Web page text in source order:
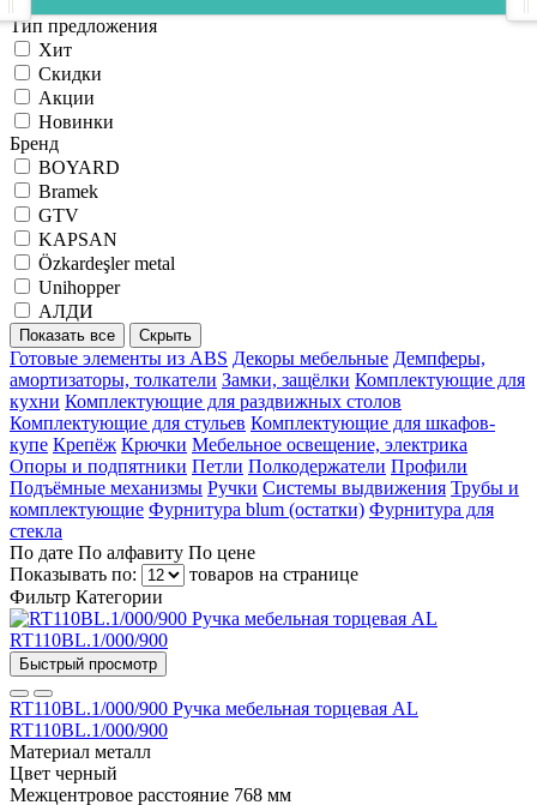
Тип предложения
Хит
Скидки
Акции
Новинки
Бренд
BOYARD
Bramek
GTV
KAPSAN
Özkardeşler metal
Unihopper
АЛДИ
Показать все Скрыть
Готовые элементы из ABS Декоры мебельные Демпферы,
амортизаторы, толкатели Замки, защёлки Комплектующие для
кухни Комплектующие для раздвижных столов
Комплектующие для стульев Комплектующие для шкафов-
купе Крепёж Крючки Мебельное освещение, электрика
Опоры и подпятники Петли Полкодержатели Профили
Подъёмные механизмы Ручки Системы выдвижения Трубы и
комплектующие Фурнитура blum (остатки) Фурнитура для
стекла
По дате По алфавиту По цене
Показывать по:
товаров на странице
Фильтр Категории
Быстрый просмотр
RT110BL.1/000/900 Ручка мебельная торцевая AL
RT110BL.1/000/900
Материал металл
Цвет черный
Межцентровое расстояние 768 мм